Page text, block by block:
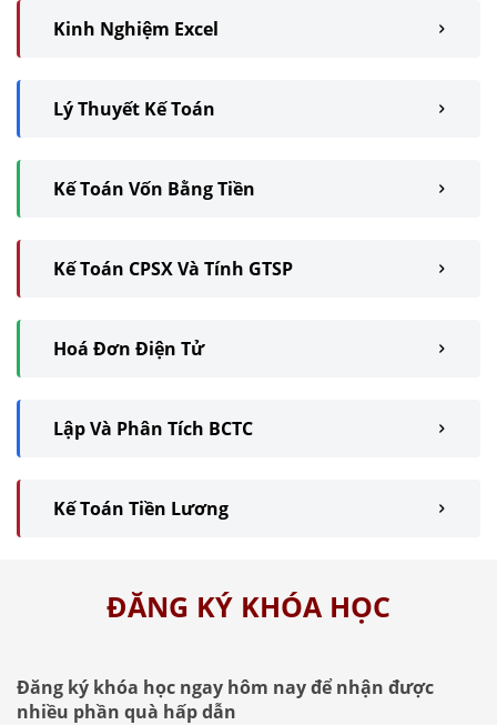
Kinh Nghiệm Excel
Lý Thuyết Kế Toán
Kế Toán Vốn Bằng Tiền
Kế Toán CPSX Và Tính GTSP
Hoá Đơn Điện Tử
Lập Và Phân Tích BCTC
Kế Toán Tiền Lương
ĐĂNG KÝ KHÓA HỌC
Đăng ký khóa học ngay hôm nay để nhận được
nhiều phần quà hấp dẫn